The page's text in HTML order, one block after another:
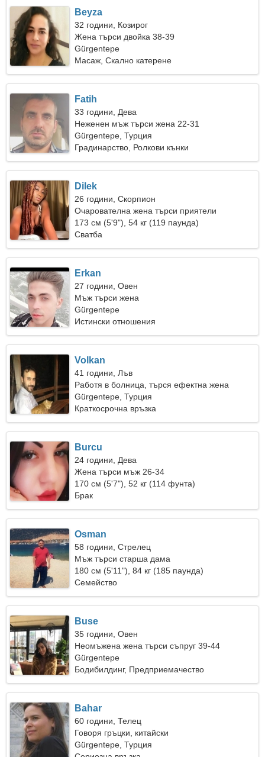
Beyza
32 години, Козирог
Жена търси двойка 38-39
Gürgentepe
Масаж, Скално катерене
Fatih
33 години, Дева
Неженен мъж търси жена 22-31
Gürgentepe, Турция
Градинарство, Ролкови кънки
Dilek
26 години, Скорпион
Очарователна жена търси приятели
173 см (5'9"), 54 кг (119 паунда)
Сватба
Erkan
27 години, Овен
Мъж търси жена
Gürgentepe
Истински отношения
Volkan
41 години, Лъв
Работя в болница, търся ефектна жена
Gürgentepe, Турция
Краткосрочна връзка
Burcu
24 години, Дева
Жена търси мъж 26-34
170 см (5'7"), 52 кг (114 фунта)
Брак
Osman
58 години, Стрелец
Мъж търси старша дама
180 см (5'11"), 84 кг (185 паунда)
Семейство
Buse
35 години, Овен
Неомъжена жена търси съпруг 39-44
Gürgentepe
Бодибилдинг, Предприемачество
Bahar
60 години, Телец
Говоря гръцки, китайски
Gürgentepe, Турция